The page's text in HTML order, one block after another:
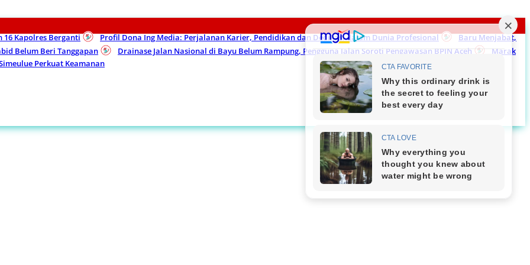
16 Kapolres Berganti
Profil Dona Ing Media: Perjalanan Karier, Pendidikan dan Dedikasi dalam Dunia Profesional
Baru Menjabat,
Belum Beri Tanggapan
Drainase Jalan Nasional di Bayu Belum Rampung, Pengguna Jalan Soroti Pengawasan BPJN Aceh
Marak
Perkuat Keamanan